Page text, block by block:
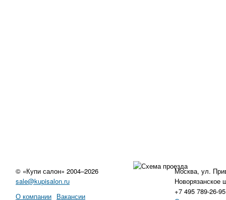
© «Купи салон» 2004–2026
sale@kupisalon.ru
О компании Вакансии
Москва, ул.
Новорязанское
+7 495 789-26-95